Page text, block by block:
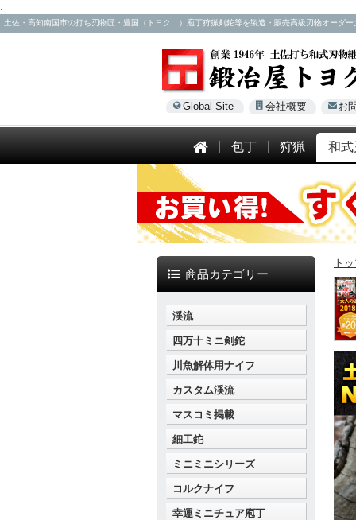
.
土佐・高知南国市の打ち刃物匠・豊国（トヨクニ）庖丁狩猟剣鉈等を製造・販売高級刃物オーダ
Global Site 会社概要 お
包丁 狩猟 和
ト
商品カテゴリー
渓流
四万十ミニ剣鉈
川魚解体用ナイフ
カスタム渓流
マスコミ掲載
細工鉈
ミニミニシリーズ
コルクナイフ
幸運ミニチュア庖丁